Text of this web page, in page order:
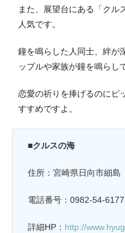
また、展望台にある「クル
人気です。
鐘を鳴らした人同士、絆が
ップルや家族が鐘を鳴らし
恋愛の祈りを捧げるのにピ
すすめですよ。
■クルスの海
住所：宮崎県日向市細島
電話番号： 0982-54-6177
詳細HP： http://